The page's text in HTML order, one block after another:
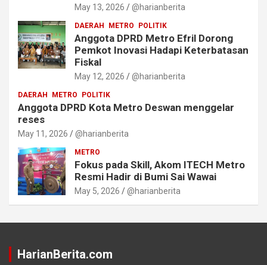
May 13, 2026 @harianberita
DAERAH METRO POLITIK
‎Anggota DPRD Metro Efril Dorong
Pemkot Inovasi Hadapi Keterbatasan
Fiskal
May 12, 2026 @harianberita
DAERAH METRO POLITIK
Anggota DPRD Kota Metro Deswan menggelar
reses
May 11, 2026 @harianberita
METRO
Fokus pada Skill, Akom ITECH Metro
Resmi Hadir di Bumi Sai Wawai
May 5, 2026 @harianberita
HarianBerita.com